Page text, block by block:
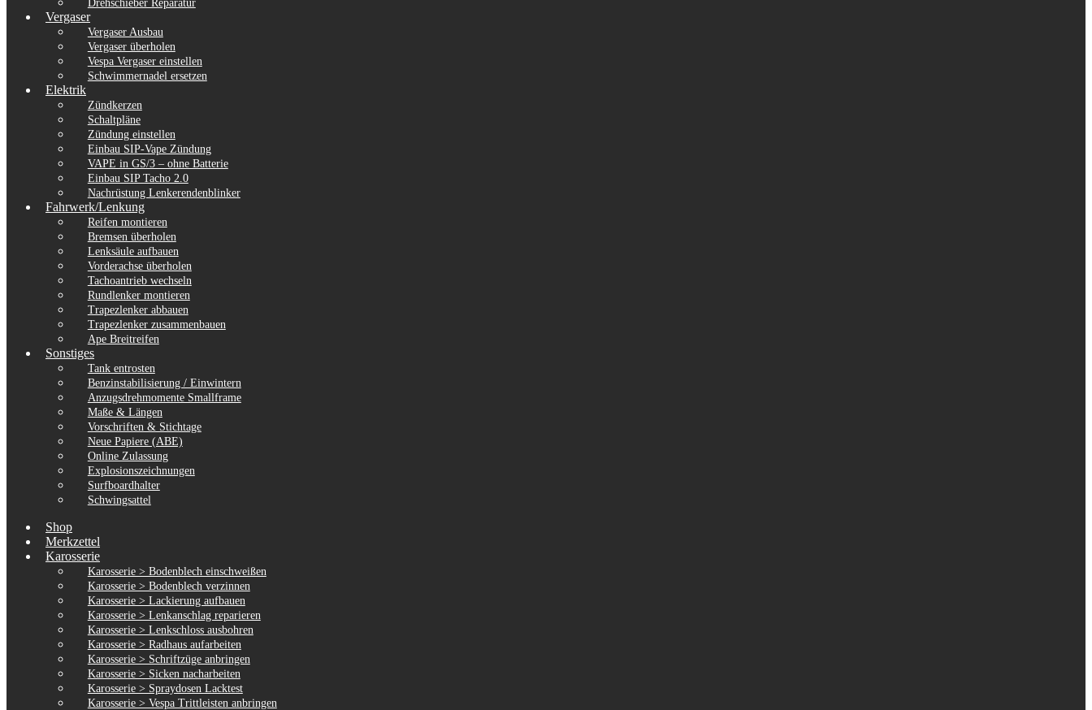
Drehschieber Reparatur
Vergaser
Vergaser Ausbau
Vergaser überholen
Vespa Vergaser einstellen
Schwimmernadel ersetzen
Elektrik
Zündkerzen
Schaltpläne
Zündung einstellen
Einbau SIP-Vape Zündung
VAPE in GS/3 – ohne Batterie
Einbau SIP Tacho 2.0
Nachrüstung Lenkerendenblinker
Fahrwerk/Lenkung
Reifen montieren
Bremsen überholen
Lenksäule aufbauen
Vorderachse überholen
Tachoantrieb wechseln
Rundlenker montieren
Trapezlenker abbauen
Trapezlenker zusammenbauen
Ape Breitreifen
Sonstiges
Tank entrosten
Benzinstabilisierung / Einwintern
Anzugsdrehmomente Smallframe
Maße & Längen
Vorschriften & Stichtage
Neue Papiere (ABE)
Online Zulassung
Explosionszeichnungen
Surfboardhalter
Schwingsattel
Shop
Merkzettel
Karosserie
Karosserie > Bodenblech einschweißen
Karosserie > Bodenblech verzinnen
Karosserie > Lackierung aufbauen
Karosserie > Lenkanschlag reparieren
Karosserie > Lenkschloss ausbohren
Karosserie > Radhaus aufarbeiten
Karosserie > Schriftzüge anbringen
Karosserie > Sicken nacharbeiten
Karosserie > Spraydosen Lacktest
Karosserie > Vespa Trittleisten anbringen